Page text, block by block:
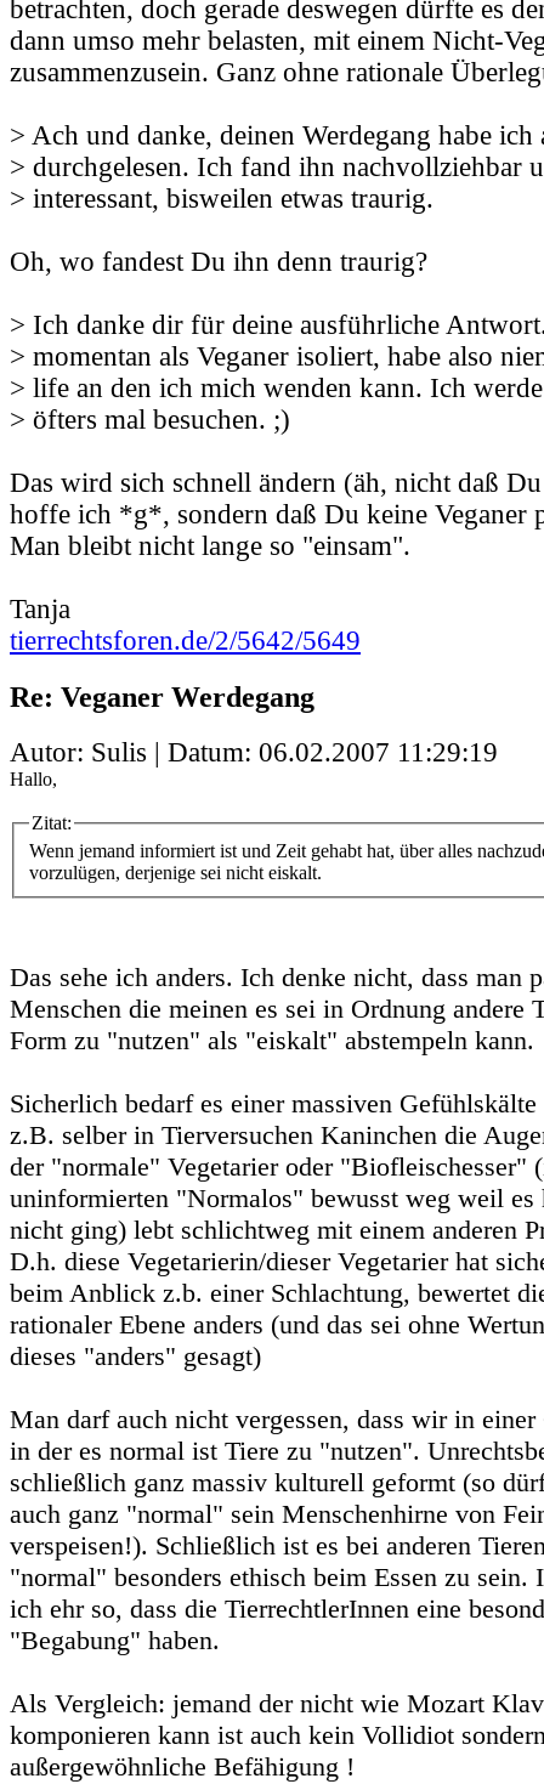
betrachten, doch gerade deswegen dürfte es
dann umso mehr belasten, mit einem Nicht-
zusammenzusein. Ganz ohne rationale
> Ach und danke, deinen Werdegang habe ich
> durchgelesen. Ich fand ihn nachvollziehbar
> interessant, bisweilen etwas traurig.
Oh, wo fandest Du ihn denn traurig?
> Ich danke dir für deine ausführliche
> momentan als Veganer isoliert, habe also
> life an den ich mich wenden kann. Ich
> öfters mal besuchen. ;)
Das wird sich schnell ändern (äh, nicht daß
hoffe ich *g*, sondern daß Du keine Veganer
Man bleibt nicht lange so "einsam".
Tanja
tierrechtsforen.de/2/5642/5649
Re: Veganer Werdegang
Autor: Sulis | Datum: 06.02.2007 11:29:19
Hallo,
Zitat:
Wenn jemand informiert ist und Zeit gehabt hat, über alles
vorzulügen, derjenige sei nicht eiskalt.
Das sehe ich anders. Ich denke nicht, dass man
Menschen die meinen es sei in Ordnung andere
Form zu "nutzen" als "eiskalt" abstempeln kann.
Sicherlich bedarf es einer massiven
z.B. selber in Tierversuchen Kaninchen die
der "normale" Vegetarier oder "Biofleischesser"
uninformierten "Normalos" bewusst weg weil es
nicht ging) lebt schlichtweg mit einem anderen
D.h. diese Vegetarierin/dieser Vegetarier hat
beim Anblick z.b. einer Schlachtung, bewertet
rationaler Ebene anders (und das sei ohne
dieses "anders" gesagt)
Man darf auch nicht vergessen, dass wir in
in der es normal ist Tiere zu "nutzen".
schließlich ganz massiv kulturell geformt (so
auch ganz "normal" sein Menschenhirne von
verspeisen!). Schließlich ist es bei anderen
"normal" besonders ethisch beim Essen zu sein.
ich ehr so, dass die TierrechtlerInnen eine
"Begabung" haben.
Als Vergleich: jemand der nicht wie Mozart
komponieren kann ist auch kein Vollidiot
außergewöhnliche Befähigung !